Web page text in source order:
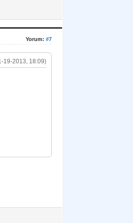
Yorum: #7
19-2013, 18:09)